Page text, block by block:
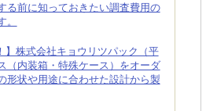
る前に知っておきたい調査費用の
】株式会社キョウリツパック（平
（内装箱・特殊ケース）をオーダ
形状や用途に合わせた設計から製